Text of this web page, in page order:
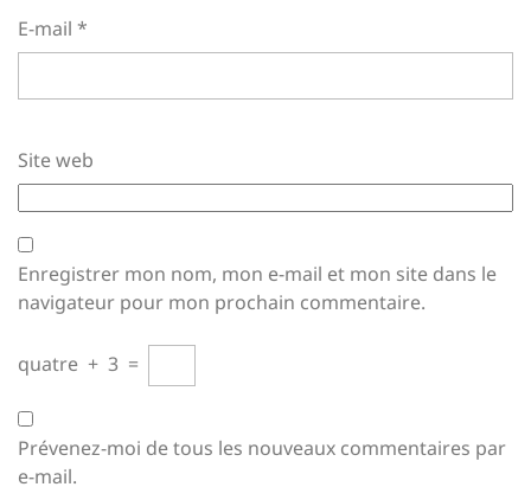
E-mail *
Site web
Enregistrer mon nom, mon e-mail et mon site dans le
navigateur pour mon prochain commentaire.
quatre + 3 =
Prévenez-moi de tous les nouveaux commentaires par
e-mail.